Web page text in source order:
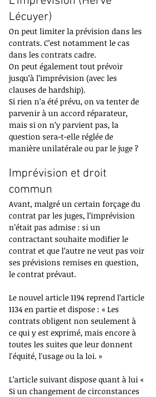
Lécuyer)
On peut limiter la prévision dans les
contrats. C’est notamment le cas
dans les contrats cadre.
On peut également tout prévoir
jusqu’à l’imprévision (avec les
clauses de hardship).
Si rien n’a été prévu, on va tenter de
parvenir à un accord réparateur,
mais si on n’y parvient pas, la
question sera-t-elle réglée de
manière unilatérale ou par le juge ?
Imprévision et droit
commun
Avant, malgré un certain forçage du
contrat par les juges, l’imprévision
n’était pas admise : si un
contractant souhaite modifier le
contrat et que l’autre ne veut pas voir
ses prévisions remises en question,
le contrat prévaut.
Le nouvel article 1194 reprend l’article
1134 en partie et dispose : « Les
contrats obligent non seulement à
ce qui y est exprimé, mais encore à
toutes les suites que leur donnent
l'équité, l'usage ou la loi. »
L’article suivant dispose quant à lui «
Si un changement de circonstances